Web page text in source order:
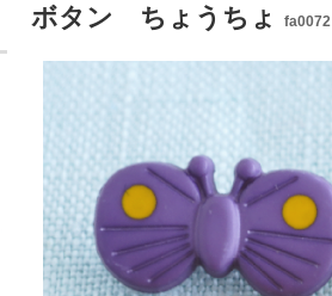
ボタン ちょうちょ fa0072